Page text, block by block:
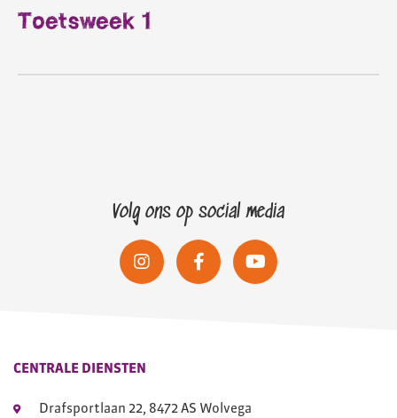
Toetsweek 1
Volg ons op social media
CENTRALE DIENSTEN
Drafsportlaan 22, 8472 AS Wolvega